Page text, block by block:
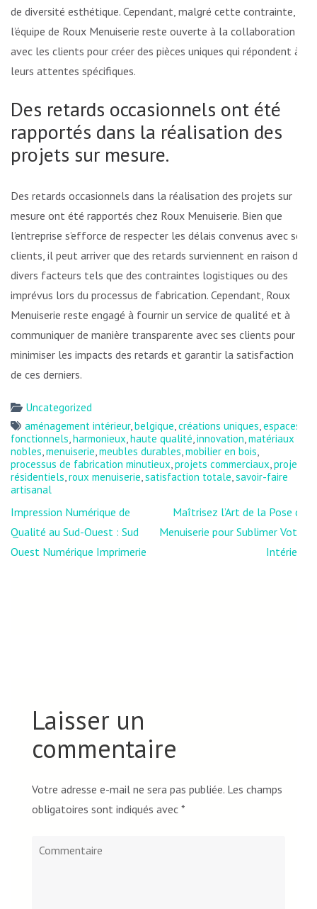
de diversité esthétique. Cependant, malgré cette contrainte,
l’équipe de Roux Menuiserie reste ouverte à la collaboration
avec les clients pour créer des pièces uniques qui répondent à
leurs attentes spécifiques.
Des retards occasionnels ont été
rapportés dans la réalisation des
projets sur mesure.
Des retards occasionnels dans la réalisation des projets sur
mesure ont été rapportés chez Roux Menuiserie. Bien que
l’entreprise s’efforce de respecter les délais convenus avec ses
clients, il peut arriver que des retards surviennent en raison de
divers facteurs tels que des contraintes logistiques ou des
imprévus lors du processus de fabrication. Cependant, Roux
Menuiserie reste engagé à fournir un service de qualité et à
communiquer de manière transparente avec ses clients pour
minimiser les impacts des retards et garantir la satisfaction
de ces derniers.
Uncategorized
aménagement intérieur,belgique,créations uniques,espaces
fonctionnels,harmonieux,haute qualité,innovation,matériaux
nobles,menuiserie,meubles durables,mobilier en bois,
processus de fabrication minutieux,projets commerciaux,projets
résidentiels,roux menuiserie,satisfaction totale,savoir-faire
artisanal
Navigation
de
l’article
Impression Numérique de
Qualité au Sud-Ouest : Sud
Ouest Numérique Imprimerie
Maîtrisez l’Art de la Pose de
Menuiserie pour Sublimer Votre
Intérieur
Laisser un
commentaire
Votre adresse e-mail ne sera pas publiée. Les champs
obligatoires sont indiqués avec *
Commentaire